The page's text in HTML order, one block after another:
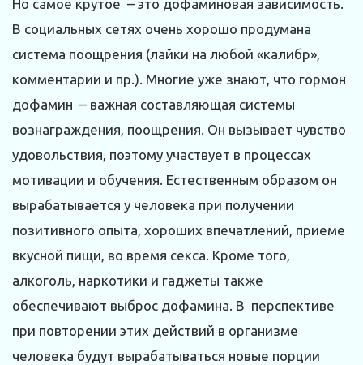
Но самое крутое – это дофаминовая зависимость.
В социальных сетях очень хорошо продумана
система поощрения (лайки на любой «калибр»,
комментарии и пр.). Многие уже знают, что гормон
дофамин – важная составляющая системы
вознаграждения, поощрения. Он вызывает чувство
удовольствия, поэтому участвует в процессах
мотивации и обучения. Естественным образом он
вырабатывается у человека при получении
позитивного опыта, хороших впечатлений, приеме
вкусной пищи, во время секса. Кроме того,
алкоголь, наркотики и гаджеты также
обеспечивают выброс дофамина. В перспективе
при повторении этих действий в организме
человека будут вырабатываться новые порции